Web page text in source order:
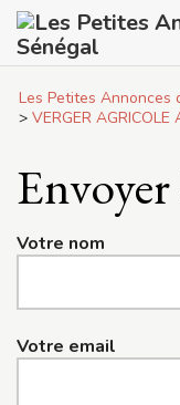
Les Petites Annonces
> VERGER
Votre nom
Votre email
Panneau de gestion